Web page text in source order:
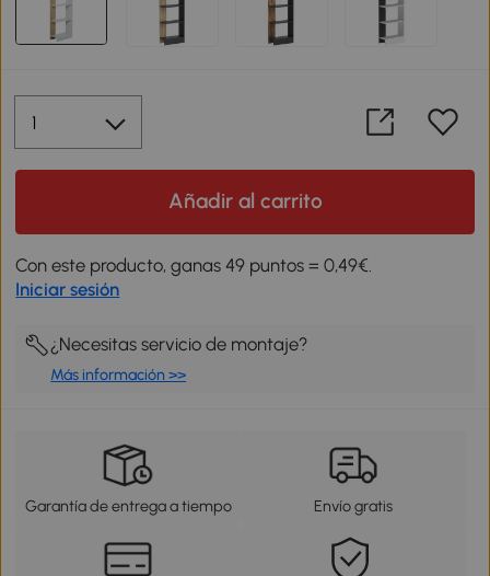
Añadir al carrito
Con este producto, ganas 49 puntos = 0,49€.
Iniciar sesión
¿Necesitas servicio de montaje?
Más información >>
Garantía de entrega a tiempo Envío gratis